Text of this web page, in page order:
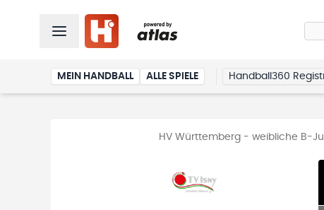
MEIN HANDBALL ALLE SPIELE Handball360
HV Württemberg - weibliche B-